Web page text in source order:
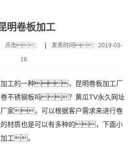
明卷板加工
点击： | 发表时间：2019-03-
16
工的一种，昆明卷板加工厂
不锈钢板吗？黄瓜TV永久网址
厂家，可以根据客户需求来进行卷
材质也是可以有多种的，下面小
加工。